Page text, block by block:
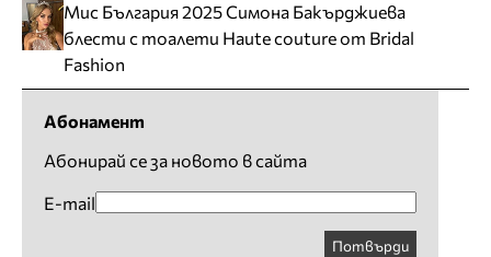
Мис България 2025 Симона Бакърджиева
блести с тоалети Haute couture от Bridal
Fashion
Абонамент
Абонирай се за новото в сайта
E-mail
Потвърди